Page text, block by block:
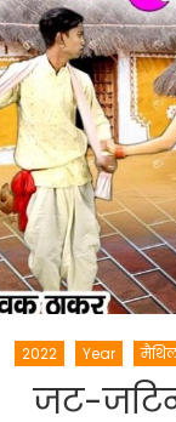
2022 Year
जट-